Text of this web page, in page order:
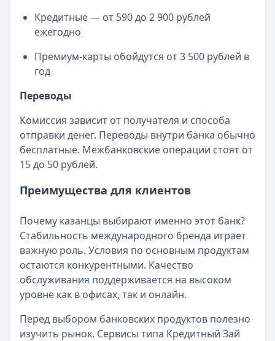
Кредитные — от 590 до 2 900 рублей
ежегодно
Премиум-карты обойдутся от 3 500 рублей в
год
Переводы
Комиссия зависит от получателя и способа
отправки денег. Переводы внутри банка обычно
бесплатные. Межбанковские операции стоят от
15 до 50 рублей.
Преимущества для клиентов
Почему казанцы выбирают именно этот банк?
Стабильность международного бренда играет
важную роль. Условия по основным продуктам
остаются конкурентными. Качество
обслуживания поддерживается на высоком
уровне как в офисах, так и онлайн.
Перед выбором банковских продуктов полезно
изучить рынок. Сервисы типа Кредитный Зай